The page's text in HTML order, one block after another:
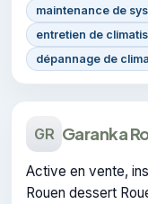
maintenance de
entretien de
dépannage de
GR Garanka
Active en vente,
Rouen dessert